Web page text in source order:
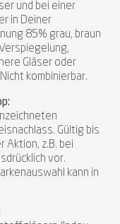
und bei einer
in Deiner
85% grau, braun
Gläser oder
kombinierbar.
Gültig bis
Aktion, z.B. bei
vor.
kann in